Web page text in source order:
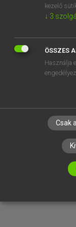
kezelő
↓ 3
ÖSSZES
Használja
Csak